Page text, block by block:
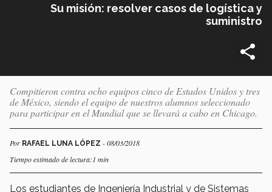
Su misión: resolver casos de logística y
suministro
Compitieron contra ocho equipos cinco de Estados Unidos y tres
de México, siendo el equipo de nuestros alumnos seleccionado
para participar en el Mundial que se llevará a cabo en Chicago.
Por RAFAEL LUNA LÓPEZ - 08/03/2018
Tiempo estimado de lectura:1 min
Los estudiantes de Ingeniería Industrial y de Sistemas